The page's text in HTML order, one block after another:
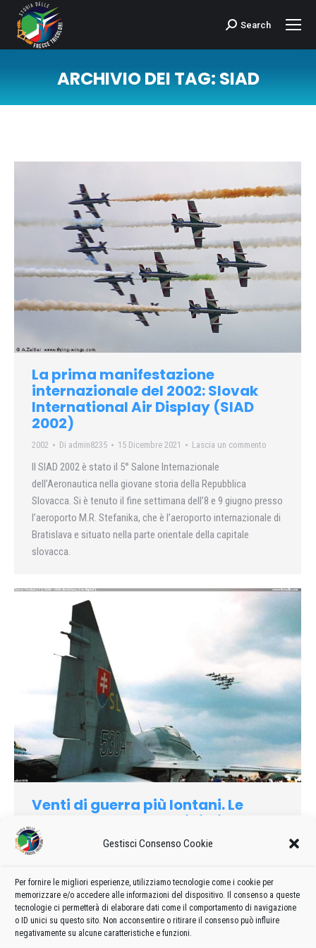
Gestisci Consenso Cookie
Per fornire le migliori esperienze, utilizziamo tecnologie come i cookie per
memorizzare e/o accedere alle informazioni del dispositivo. Il consenso a queste
tecnologie ci permetterà di elaborare dati come il comportamento di navigazione
o ID unici su questo sito. Non acconsentire o ritirare il consenso può influire
negativamente su alcune caratteristiche e funzioni.
Cerca:Search
ARCHIVIO DEI TAG:SIAD
La prima manifestazione
internazionale del 2002: Slovak
International Air Display (SIAD
2002)
2002 Di admin8235 15 Dicembre 2021 Lascia un commento
Il SIAD 2002 è stato il 5° Salone Internazionale
dell’Aeronautica nella giovane storia della Repubblica
Slovacca. Si è tenuto il fine settimana dell’8 e 9 giugno presso
l’aeroporto M.R. Stefanika, che è l’aeroporto internazionale di
Bratislava e situato nella parte orientale della capitale
slovacca.
Venti di guerra più lontani. Le
Frecce tornano ad esibirsi
1999 admin8235 22 Ottobre 2021 Lascia un commento
«Frecce Tricolori» è tornata ad esibirsi, in una manifestazione
aerea a Bratislava, dopo la pausa invernale prolungata a causa
della guerra nei Balcani.